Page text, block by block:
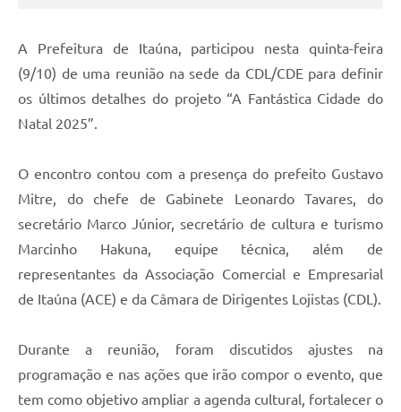
A Prefeitura de Itaúna, participou nesta quinta-feira
(9/10) de uma reunião na sede da CDL/CDE para definir
os últimos detalhes do projeto “A Fantástica Cidade do
Natal 2025”.
O encontro contou com a presença do prefeito Gustavo
Mitre, do chefe de Gabinete Leonardo Tavares, do
secretário Marco Júnior, secretário de cultura e turismo
Marcinho Hakuna, equipe técnica, além de
representantes da Associação Comercial e Empresarial
de Itaúna (ACE) e da Câmara de Dirigentes Lojistas (CDL).
Durante a reunião, foram discutidos ajustes na
programação e nas ações que irão compor o evento, que
tem como objetivo ampliar a agenda cultural, fortalecer o